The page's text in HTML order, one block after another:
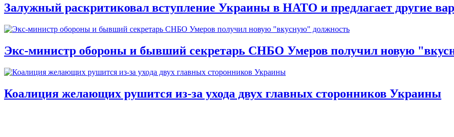
Залужный раскритиковал вступление Украины в НАТО и предлагает другие
Экс-министр обороны и бывший секретарь СНБО Умеров получил новую
Коалиция желающих рушится из-за ухода двух главных сторонников Украины